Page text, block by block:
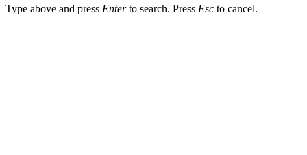
Type above and press Enterto search. Press Esc to cancel.